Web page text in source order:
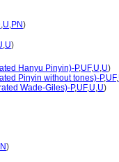
,U,PN)
,U)
Hanyu Pinyin)-P,UF,U,U)
Pinyin without tones)-P,UF,
Wade-Giles)-P,UF,U,U)
)